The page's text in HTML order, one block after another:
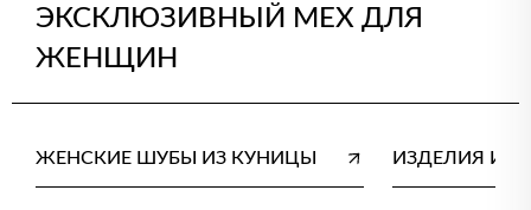
ЭКСКЛЮЗИВНЫЙ МЕХ ДЛЯ
ЖЕНЩИН
ЖЕНСКИЕ ШУБЫ ИЗ КУНИЦЫ ИЗДЕЛИЯ ИЗ